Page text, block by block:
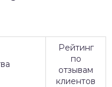
Рейтинг
по
отзывам
клиентов